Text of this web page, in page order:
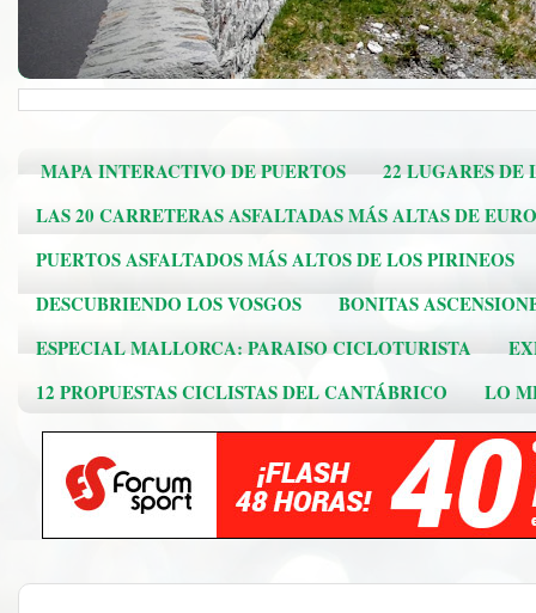
MAPA INTERACTIVO DE PUERTOS
22 LUGARES DE
LAS 20 CARRETERAS ASFALTADAS MÁS ALTAS DE
PUERTOS ASFALTADOS MÁS ALTOS DE LOS PIRINEOS
DESCUBRIENDO LOS VOSGOS
BONITAS
ESPECIAL MALLORCA: PARAISO CICLOTURISTA
12 PROPUESTAS CICLISTAS DEL CANTÁBRICO
LO